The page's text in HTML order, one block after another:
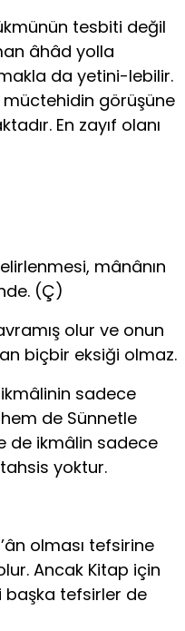
tesbiti değil
âhâd yolla
da yetini-lebilir.
görüşüne
En zayıf olanı
mânânın
(Ç)
olur ve onun
biçbir eksiği olmaz.
sadece
de Sünnetle
de ikmâlin sadece
yoktur.
olması tefsirine
Ancak Kitap için
başka tefsirler de